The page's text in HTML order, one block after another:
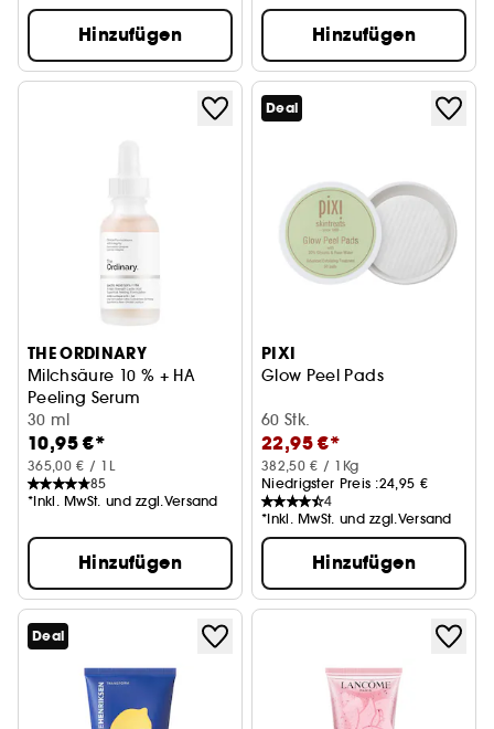
Hinzufügen Hinzufügen
THE ORDINARY
Milchsäure 10 % + HA
Peeling Serum
30 ml
10,95 €*
365,00 € / 1L
85
*Inkl. MwSt. und zzgl.Versand
Hinzufügen
Deal
PIXI
Glow Peel Pads
60 Stk.
22,95 €*
382,50 € / 1Kg
Niedrigster Preis :24,95 €
4
*Inkl. MwSt. und zzgl.Versand
Hinzufügen
Deal